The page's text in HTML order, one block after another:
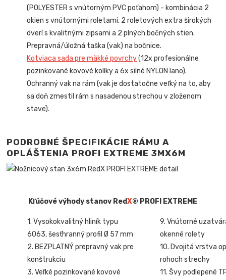
(POLYESTER s vnútorným PVC poťahom) - kombinácia 2
okien s vnútornými roletami, 2 roletových extra širokých
dverí s kvalitnými zipsami a 2 plných bočných stien.
Prepravná/úložná taška (vak) na bočnice.
Kotviaca sada pre mäkké povrchy(12x profesionálne
pozinkované kovové kolíky a 6x silné NYLON lano).
Ochranný vak na rám (vak je dostatočne veľký na to, aby
sa doň zmestil rám s nasadenou strechou v zloženom
stave).
PODROBNÉ ŠPECIFIKÁCIE RÁMU A
OPLÁŠTENIA PROFI EXTREME 3MX6M
Kľúčové výhody stanov RedX® PROFI EXTREME
1. Vysokokvalitný hliník typu
6063, šesťhranný profil Ø 57 mm
2. BEZPLATNÝ prepravný vak pre
konštrukciu
3. Veľké pozinkované kovové
9. Vnútorné
okenné rolety
10. Dvojitá vrstva
rohoch strechy
11. Švy podlepené